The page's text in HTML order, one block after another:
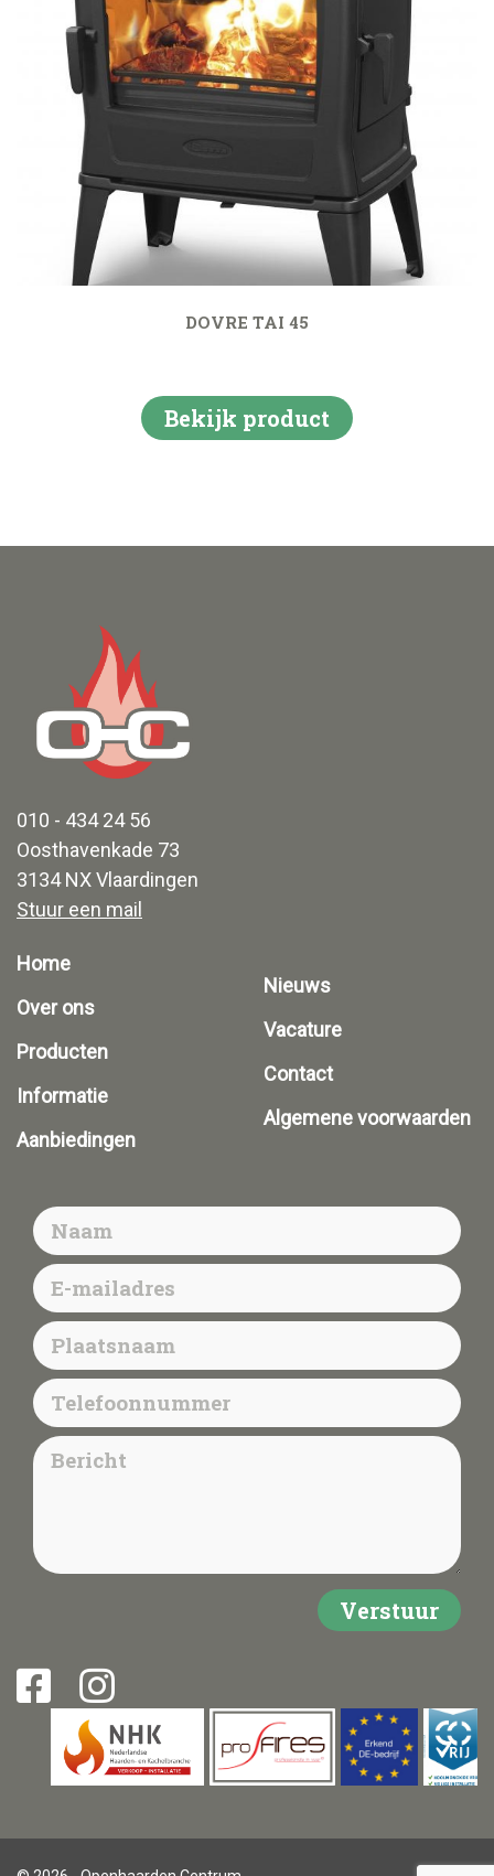
DOVRE TAI 45
Bekijk product
010 - 434 24 56
Oosthavenkade 73
3134 NX Vlaardingen
Stuur een mail
Home
Over ons
Producten
Informatie
Aanbiedingen
Nieuws
Vacature
Contact
Algemene voorwaarden